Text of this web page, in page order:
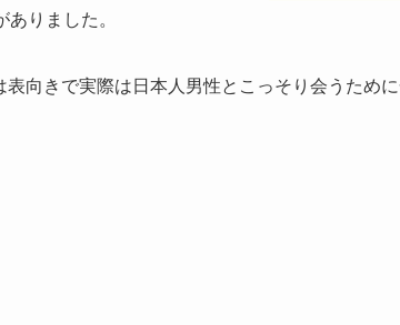
ありました。
表向きで実際は日本人男性とこっそり会うため